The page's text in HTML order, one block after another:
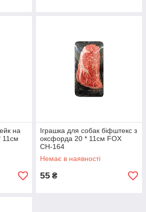
на
11см
Іграшка для собак біфштекс з
оксфорда 20 * 11см FOX
СН-164
Немає в наявності
55 ₴